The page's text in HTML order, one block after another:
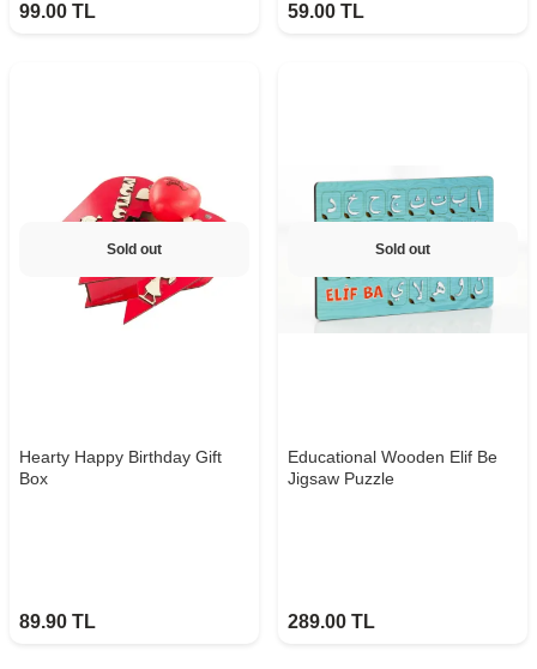
99.00 TL 59.00 TL
Sold out
Hearty Happy Birthday Gift
Box
89.90 TL
Sold out
Educational Wooden Elif Be
Jigsaw Puzzle
289.00 TL